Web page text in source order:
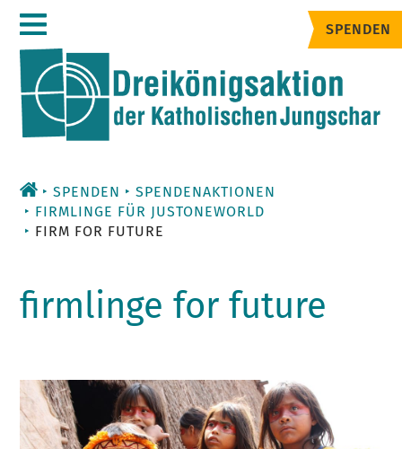
Zum
Inhalt
SPENDEN
SPENDEN
SPENDENAKTIONEN
FIRMLINGE FÜR JUSTONEWORLD
FIRM FOR FUTURE
firmlinge for future